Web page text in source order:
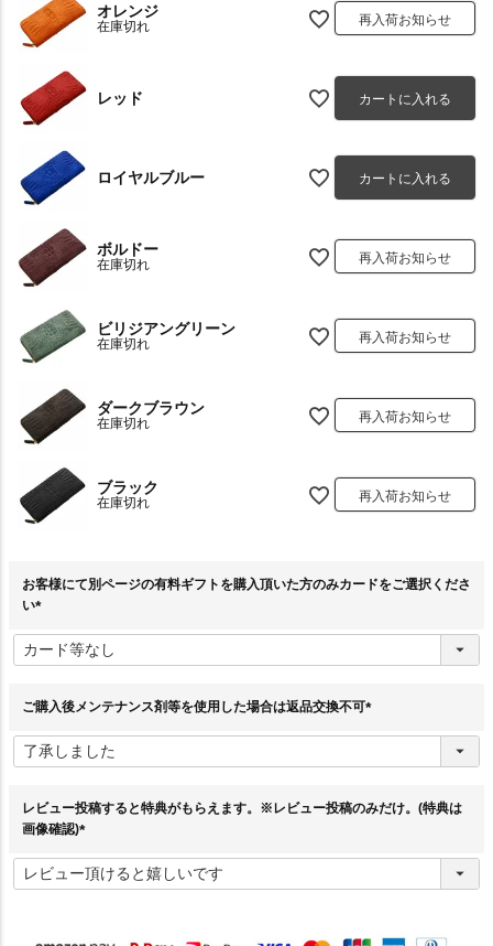
オレンジ
在庫切れ 再入荷お知らせ
レッド カートに入れる
ロイヤルブルー カートに入れる
ボルドー
在庫切れ 再入荷お知らせ
ビリジアングリーン
在庫切れ 再入荷お知らせ
ダークブラウン
在庫切れ 再入荷お知らせ
ブラック
在庫切れ 再入荷お知らせ
お客様にて別ページの有料ギフトを購入頂いた方のみカードをご選択くださ
い
必
須
ご購入後メンテナンス剤等を使用した場合は返品交換不可
須
レビュー投稿すると特典がもらえます。※レビュー投稿のみだけ。(特典は
画像確認)
必
須